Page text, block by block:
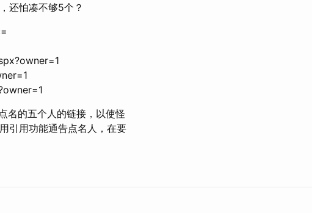
还怕凑不够5个？
名的五个人的链接，以使怪
引用功能通告点名人，在要